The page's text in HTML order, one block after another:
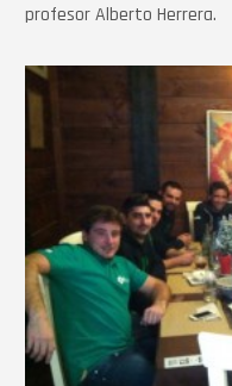
profesor Alberto Herrera.